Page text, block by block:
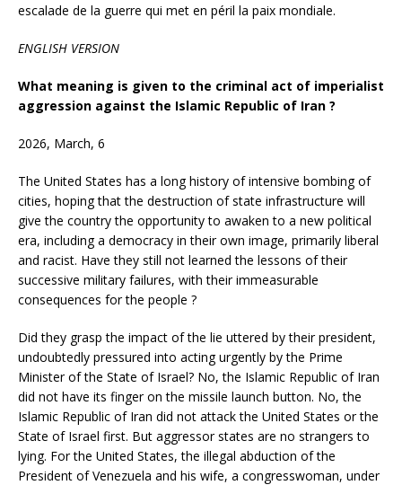
escalade de la guerre qui met en péril la paix mondiale.
ENGLISH VERSION
What meaning is given to the criminal act of imperialist
aggression against the Islamic Republic of Iran ?
2026, March, 6
The United States has a long history of intensive bombing of
cities, hoping that the destruction of state infrastructure will
give the country the opportunity to awaken to a new political
era, including a democracy in their own image, primarily liberal
and racist. Have they still not learned the lessons of their
successive military failures, with their immeasurable
consequences for the people ?
Did they grasp the impact of the lie uttered by their president,
undoubtedly pressured into acting urgently by the Prime
Minister of the State of Israel? No, the Islamic Republic of Iran
did not have its finger on the missile launch button. No, the
Islamic Republic of Iran did not attack the United States or the
State of Israel first. But aggressor states are no strangers to
lying. For the United States, the illegal abduction of the
President of Venezuela and his wife, a congresswoman, under